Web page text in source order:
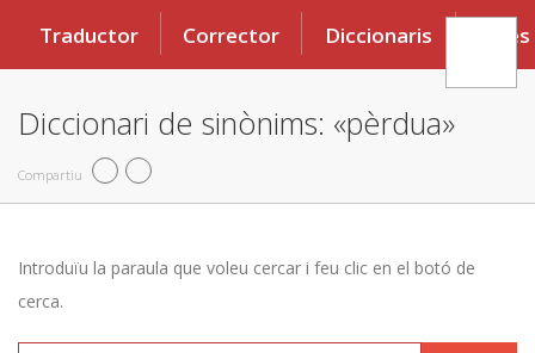
Traductor Corrector Diccionaris Eines
Diccionari de sinònims: «pèrdua»
Compartiu
Introduïu la paraula que voleu cercar i feu clic en el botó de
cerca.